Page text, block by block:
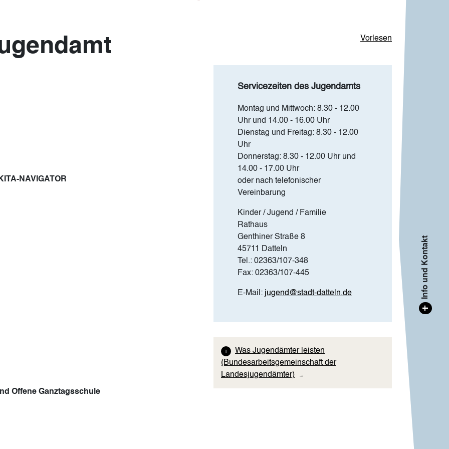
Vorlesen
NAVIGATOR
Offene Ganztagsschule
Servicezeiten des Jugendamts
Montag und Mittwoch: 8.30 - 12.00
Uhr und 14.00 - 16.00 Uhr
Dienstag und Freitag: 8.30 - 12.00
Uhr
Donnerstag: 8.30 - 12.00 Uhr und
14.00 - 17.00 Uhr
oder nach telefonischer
Vereinbarung
Kinder / Jugend / Familie
Rathaus
Genthiner Straße 8
45711 Datteln
Tel.: 02363/107-348
Fax: 02363/107-445
E-Mail: jugend@stadt-datteln.de
Was Jugendämter leisten
(Bundesarbeitsgemeinschaft der
Landesjugendämter)
+
Info und Kontakt